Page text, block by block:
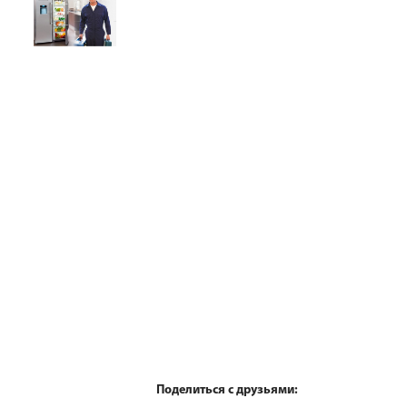
Поделиться с друзьями: